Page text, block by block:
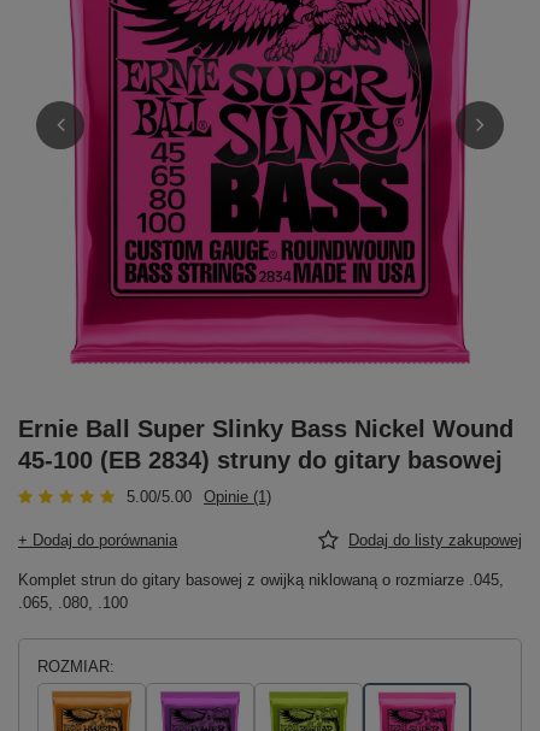
Ernie Ball Super Slinky Bass Nickel Wound
45-100 (EB 2834) struny do gitary basowej
5.00/5.00 Opinie (1)
+ Dodaj do porównania Dodaj do listy zakupowej
Komplet strun do gitary basowej z owijką niklowaną o rozmiarze .045,
.065, .080, .100
ROZMIAR